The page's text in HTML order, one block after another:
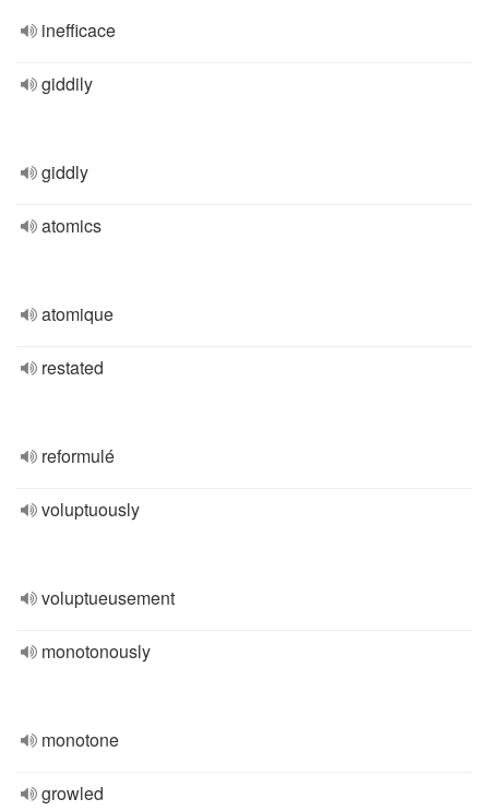
inefficace
giddily
giddly
atomics
atomique
restated
reformulé
voluptuously
voluptueusement
monotonously
monotone
growled